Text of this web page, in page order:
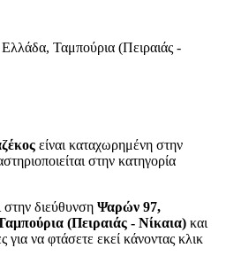
Ταμπούρια (Πειραιάς -
είναι καταχωρημένη στην
στην κατηγορία
στην διεύθυνση Ψαρών 97,
(Πειραιάς - Νίκαια) και
για να φτάσετε εκεί κάνοντας κλικ